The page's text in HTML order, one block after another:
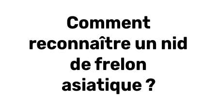
Comment
reconnaître un nid
de frelon
asiatique ?